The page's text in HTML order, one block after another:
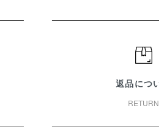
返品につ
RETURN